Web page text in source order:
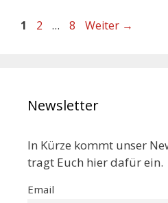
1 2 … 8 Weiter →
Newsletter
In Kürze kommt unser
tragt Euch hier dafür ein.
Email